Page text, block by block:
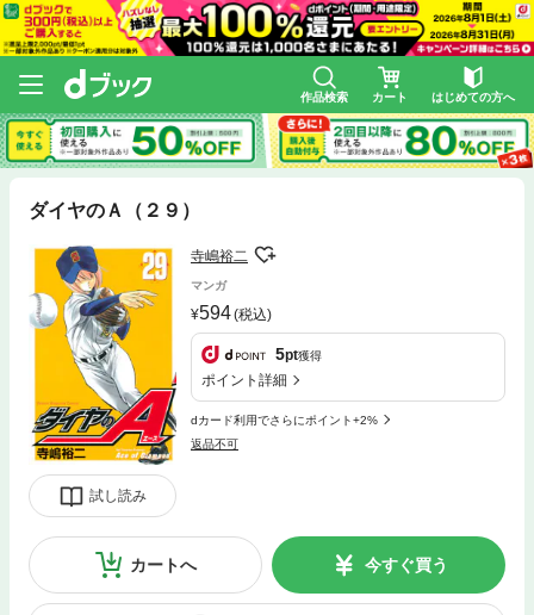
作品検索 カート はじめての方へ
ダイヤのＡ（２９）
試し読み
寺嶋裕二
マンガ
594(税込)
5pt獲得
ポイント詳細
dカード利用でさらにポイント+2%
返品不可
カートへ 今すぐ買う